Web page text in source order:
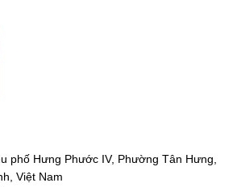
phố Hưng Phước IV, Phường Tân Hưng,
Việt Nam